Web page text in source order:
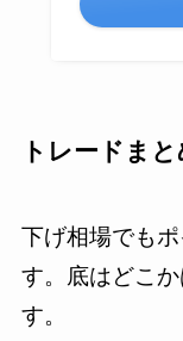
トレードまと
下げ相場でも
す。底はどこ
す。